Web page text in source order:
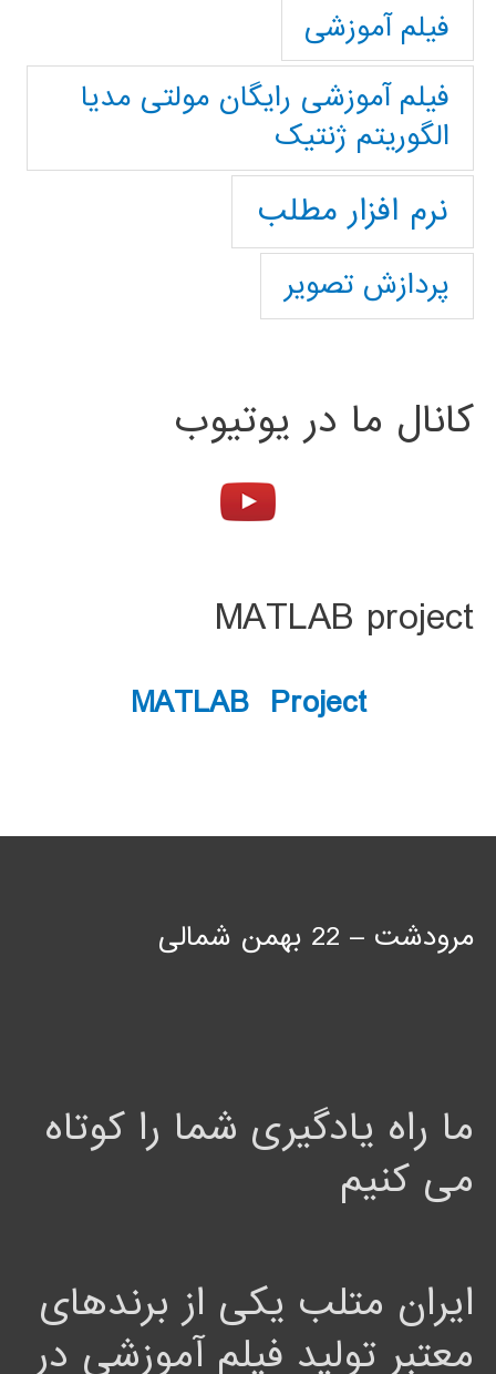
فیلم آموزشی
فیلم آموزشی رایگان مولتی مدیا
الگوریتم ژنتیک
نرم افزار مطلب
پردازش تصویر
کانال ما در یوتیوب
MATLAB project
MATLAB Project
مرودشت – 22 بهمن شمالی
ما راه یادگیری شما را کوتاه
می کنیم
ایران متلب یکی از برندهای
معتبر تولید فیلم آموزشی در